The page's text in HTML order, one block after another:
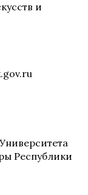
и
Республики